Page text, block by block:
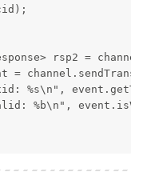
rsp2 =
=
%s\n",
%b\n",